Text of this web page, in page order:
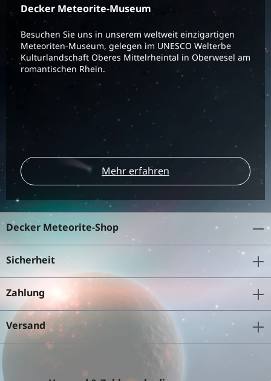
Decker Meteorite-Museum
Besuchen Sie uns in unserem weltweit einzigartigen
Meteoriten-Museum, gelegen im UNESCO Welterbe
Kulturlandschaft Oberes Mittelrheintal in Oberwesel am
romantischen Rhein.
Mehr erfahren
Decker Meteorite-Shop
Sicherheit
Zahlung
Versand